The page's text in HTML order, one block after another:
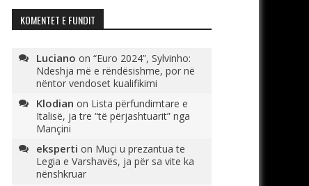
KOMENTET E FUNDIT
Luciano on “Euro 2024”, Sylvinho:
Ndeshja më e rëndësishme, por në
nëntor vendoset kualifikimi
Klodian on Lista përfundimtare e
Italisë, ja tre “të përjashtuarit” nga
Mançini
eksperti on Muçi u prezantua te
Legia e Varshavës, ja për sa vite ka
nënshkruar